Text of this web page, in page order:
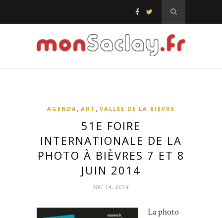
AGENDA , ART , VALLÉE DE LA BIÈVRE
51E FOIRE
INTERNATIONALE DE LA
PHOTO À BIÈVRES 7 ET 8
JUIN 2014
MAI 14, 2014
La photo